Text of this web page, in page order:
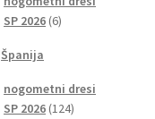
SP 2026 66
Španija
nogometni dresi
SP 2026 124124